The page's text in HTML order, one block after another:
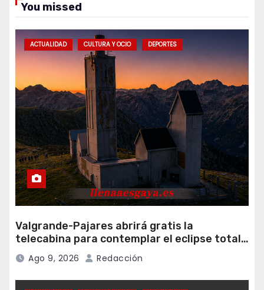
You missed
ACTUALIDAD CULTURA Y OCIO DEPORTES
Valgrande-Pajares abrirá gratis la
telecabina para contemplar el eclipse total
desde Cuitunigru
Ago 9, 2026 Redacción